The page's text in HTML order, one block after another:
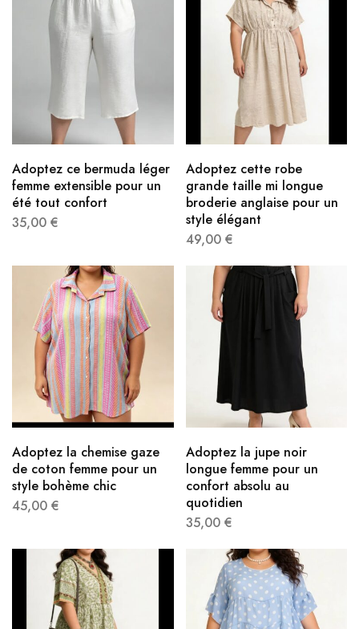
Adoptez ce bermuda léger
femme extensible pour un
été tout confort
35,00 €
Adoptez cette robe
grande taille mi longue
broderie anglaise pour un
style élégant
49,00 €
Adoptez la chemise gaze
de coton femme pour un
style bohème chic
45,00 €
Adoptez la jupe noir
longue femme pour un
confort absolu au
quotidien
35,00 €